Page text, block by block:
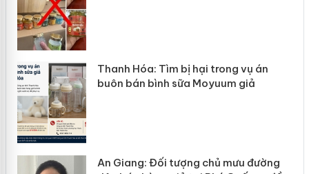
Thanh Hóa: Tìm bị hại trong vụ án
buôn bán bình sữa Moyuum giả
An Giang: Đối tượng chủ mưu đường